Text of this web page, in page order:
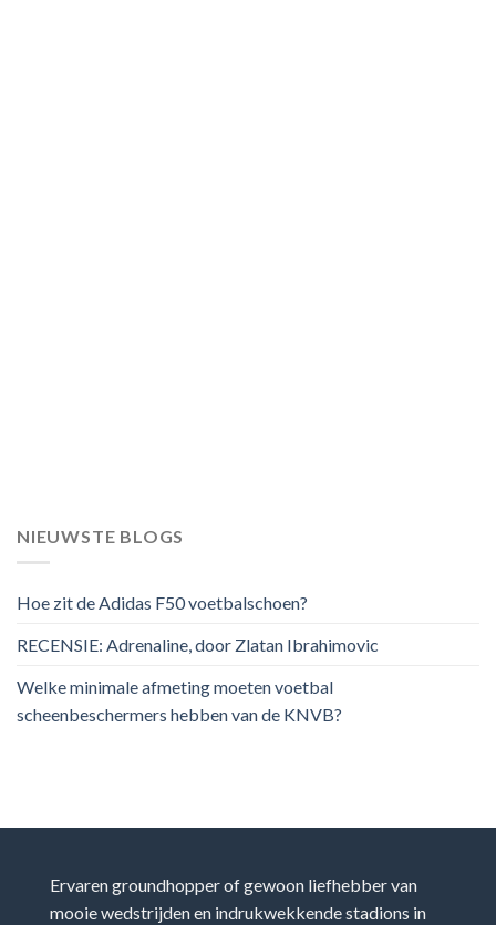
NIEUWSTE BLOGS
Hoe zit de Adidas F50 voetbalschoen?
RECENSIE: Adrenaline, door Zlatan Ibrahimovic
Welke minimale afmeting moeten voetbal
scheenbeschermers hebben van de KNVB?
Ervaren groundhopper of gewoon liefhebber van
mooie wedstrijden en indrukwekkende stadions in